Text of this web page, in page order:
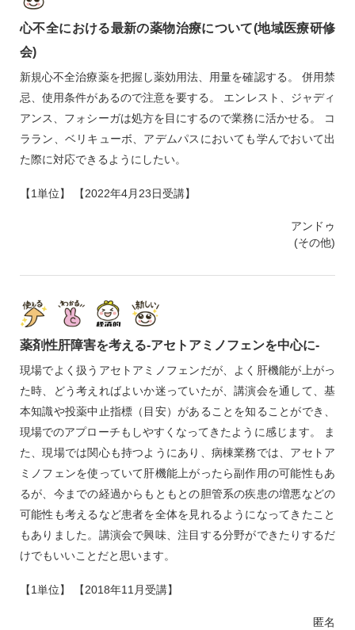
心不全における最新の薬物治療について(地域医療研修
会)
新規心不全治療薬を把握し薬効用法、用量を確認する。 併用禁
忌、使用条件があるので注意を要する。 エンレスト、ジャディ
アンス、フォシーガは処方を目にするので業務に活かせる。 コ
ララン、ベリキューボ、アデムパスにおいても学んでおいて出
た際に対応できるようにしたい。
【1単位】 【2022年4月23日受講】
アンドゥ
(その他)
薬剤性肝障害を考える‐アセトアミノフェンを中心に‐
現場でよく扱うアセトアミノフェンだが、よく肝機能が上がっ
た時、どう考えればよいか迷っていたが、講演会を通して、基
本知識や投薬中止指標（目安）があることを知ることができ、
現場でのアプローチもしやすくなってきたように感じます。 ま
た、現場では関心も持つようにあり、病棟業務では、アセトア
ミノフェンを使っていて肝機能上がったら副作用の可能性もあ
るが、今までの経過からもともとの胆管系の疾患の増悪などの
可能性も考えるなど患者を全体を見れるようになってきたこと
もありました。講演会で興味、注目する分野ができたりするだ
けでもいいことだと思います。
【1単位】 【2018年11月受講】
匿名